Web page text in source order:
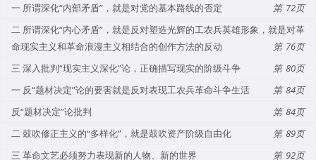
一 所谓深化“内部矛盾”，就是对党的基本路线的否定
72
二 所谓深化“内心矛盾”，就是反对塑造光辉的工农兵英雄形象，就是对革
命现实主义和革命浪漫主义相结合的创作方法的反动
76
三 深入批判“现实主义深化”论，正确描写现实的阶级斗争
80
一 反“题材决定”论的要害就是反对表现工农兵革命斗争生活
84
反“题材决定”论批判
84
二 鼓吹修正主义的“多样化”，就是鼓吹资产阶级自由化
89
三 革命文艺必须努力表现新的人物、新的世界
92